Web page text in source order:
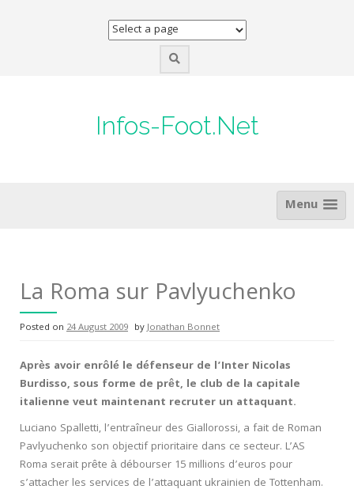
Infos-Foot.Net
Menu
La Roma sur Pavlyuchenko
Posted on 24 August 2009 byJonathan Bonnet
Après avoir enrôlé le défenseur de l’Inter Nicolas
Burdisso, sous forme de prêt, le club de la capitale
italienne veut maintenant recruter un attaquant.
Luciano Spalletti, l’entraîneur des Giallorossi, a fait de Roman
Pavlyuchenko son objectif prioritaire dans ce secteur. L’AS
Roma serait prête à débourser 15 millions d’euros pour
s’attacher les services de l’attaquant ukrainien de Tottenham.